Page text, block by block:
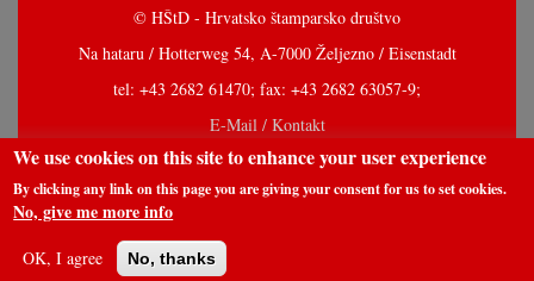
© HŠtD - Hrvatsko štamparsko društvo
Na hataru / Hotterweg 54, A-7000 Željezno / Eisenstadt
tel: +43 2682 61470; fax: +43 2682 63057-9;
E-Mail / Kontakt
We use cookies on this site to enhance your user experience
By clicking any link on this page you are giving your consent for us to set cookies.
No, give me more info
OK, I agree No, thanks